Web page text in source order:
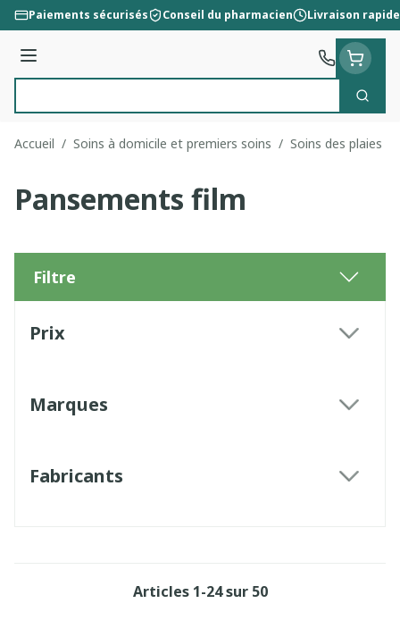
Aller au contenu
Paiements sécurisés Conseil du pharmacien Livraison rapide
Menu
Accueil / Soins à domicile et premiers soins / Soins des plaies
Pansements film
Filtre
Prix
Marques
Fabricants
Articles 1-24sur 50